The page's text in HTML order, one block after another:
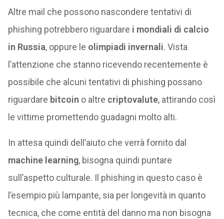
Altre mail che possono nascondere tentativi di
phishing potrebbero riguardare i mondiali di calcio
in Russia, oppure le olimpiadi invernali. Vista
l’attenzione che stanno ricevendo recentemente è
possibile che alcuni tentativi di phishing possano
riguardare bitcoin o altre criptovalute, attirando così
le vittime promettendo guadagni molto alti.
In attesa quindi dell’aiuto che verrà fornito dal
machine learning, bisogna quindi puntare
sull’aspetto culturale. Il phishing in questo caso è
l’esempio più lampante, sia per longevità in quanto
tecnica, che come entità del danno ma non bisogna